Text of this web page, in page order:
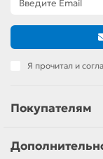
Я прочитал и
Покупателям